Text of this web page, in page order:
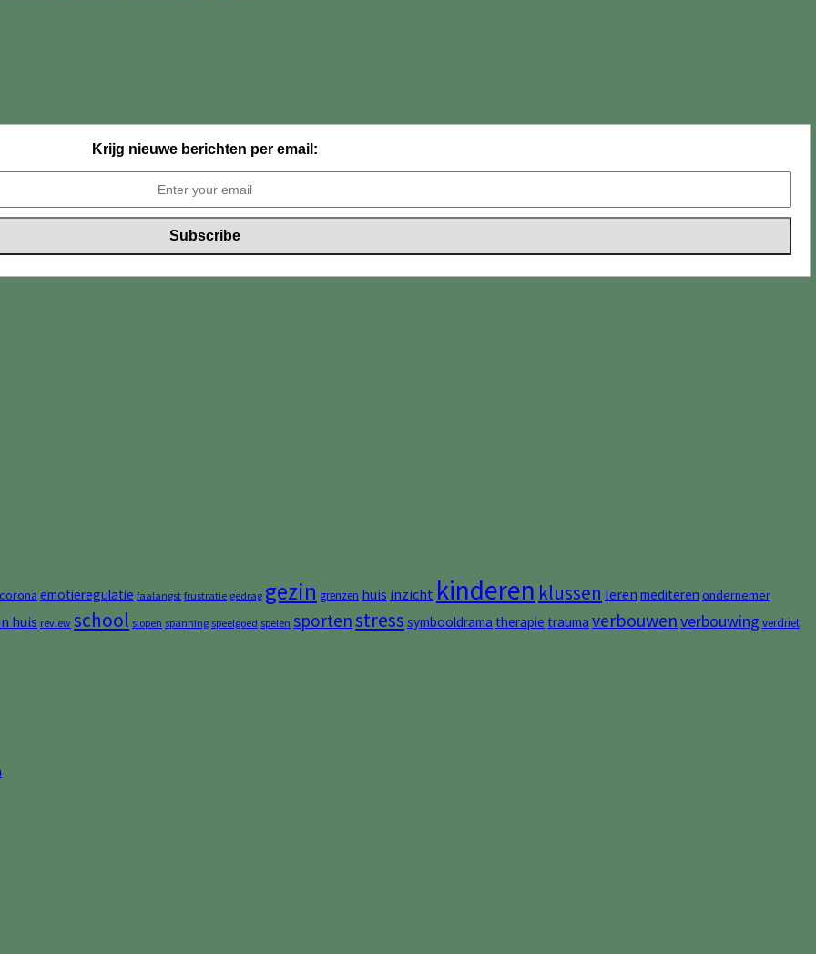
Krijg nieuwe berichten per email:
corona emotieregulatie faalangst frustratie gedrag gezin grenzen huis inzicht kinderen klussen leren mediteren ondernemer
huis review school slopen spanning speelgoed spelen sportenstress symbooldrama therapie trauma verbouwenverbouwing verdriet